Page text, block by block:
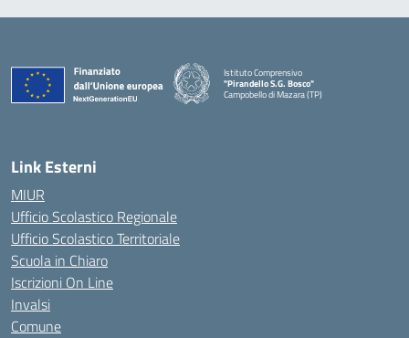
Istituto Comprensivo
"Pirandello S.G. Bosco"
Campobello di Mazara (TP)
— Visita la pagina iniziale della scuola
Link Esterni
MIUR
Ufficio Scolastico Regionale
Ufficio Scolastico Territoriale
Scuola in Chiaro
Iscrizioni On Line
Invalsi
Comune